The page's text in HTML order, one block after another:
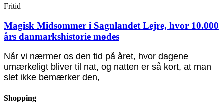
Fritid
Magisk Midsommer i Sagnlandet Lejre, hvor 10.000
års danmarkshistorie mødes
Når vi nærmer os den tid på året, hvor dagene
umærkeligt bliver til nat, og natten er så kort, at man
slet ikke bemærker den,
Shopping